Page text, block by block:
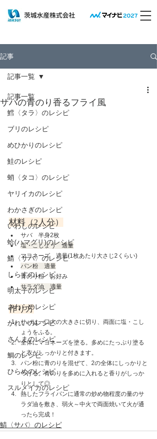
​茨城水産株式会社
記事
記事一覧
鱈〈タラ〉のレシピ
ブリのレシピ
めひかりのレシピ
鮭のレシピ
蛸〈タコ〉のレシピ
ヤリイカのレシピ
わかさぎのレシピ
いわしのレシピ
蛤(ハマグリ)のレシピ
鯖〈サバ〉のレシピ
しらすのレシピ
明太子のレシピ
さわらのレシピ
かれいのレシピ
さんまのレシピ
鯛のレシピ
ひらめのレシピ
スルメイカのレシピ
記事一覧
サバの青のり香るフライ風
材料（2人分）
サバ　半身2枚
塩・こしょう　適量
マヨネーズ　適量(1枚あたり大さじ2くらい)
パン粉　適量
青のり粉　お好み
サラダ油　適量
作り方
サバは一口大の大きさに切り、両面に塩・こし
ょうをふる。
全体にマヨネーズを塗る。多めにたっぷり塗る
と衣がしっかりと付きます。
パン粉に青のりを混ぜて、2の全体にしっかりと
つける。青のりを多めに入れると香りがしっか
りとして◎
熱したフライパンに通常の炒め物程度の量のサ
ラダ油を敷き、弱火～中火で両面焼いて火が通
ったら完成！
鯖〈サバ〉のレシピ